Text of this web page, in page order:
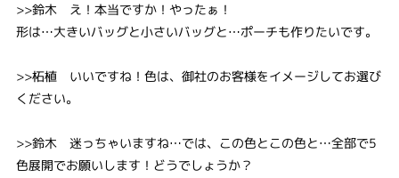
>>鈴木 え！本当ですか！やったぁ！
形は…大きいバッグと小さいバッグと…ポーチも作りたいです。
>>柘植 いいですね！色は、御社のお客様をイメージしてお選び
ください。
>>鈴木 迷っちゃいますね…では、この色とこの色と…全部で5
色展開でお願いします！どうでしょうか？